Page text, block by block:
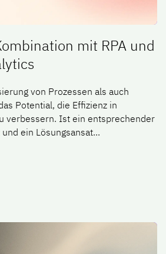
mit RPA und
von Prozessen als auch
Potential, die Effizienz in
verbessern. Ist ein entsprechender
ein Lösungsansat...